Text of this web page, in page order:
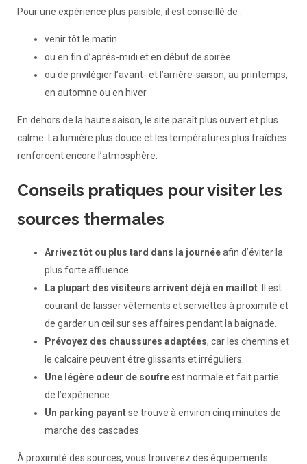
Pour une expérience plus paisible, il est conseillé de :
venir tôt le matin
ou en fin d’après-midi et en début de soirée
ou de privilégier l’avant- et l’arrière-saison, au printemps,
en automne ou en hiver
En dehors de la haute saison, le site paraît plus ouvert et plus
calme. La lumière plus douce et les températures plus fraîches
renforcent encore l’atmosphère.
Conseils pratiques pour visiter les
sources thermales
Arrivez tôt ou plus tard dans la journéeafin d’éviter la
plus forte affluence.
La plupart des visiteurs arrivent déjà en maillot. Il est
courant de laisser vêtements et serviettes à proximité et
de garder un œil sur ses affaires pendant la baignade.
Prévoyez des chaussures adaptées, car les chemins et
le calcaire peuvent être glissants et irréguliers.
Une légère odeur de soufreest normale et fait partie
de l’expérience.
Un parking payantse trouve à environ cinq minutes de
marche des cascades.
À proximité des sources, vous trouverez des équipements